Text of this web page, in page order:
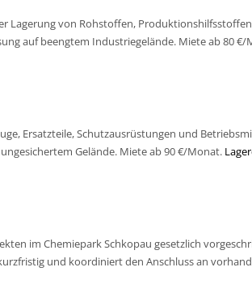
Lagerung von Rohstoffen,
auf beengtem Industriegelände. Miete ab 80 €/
Ersatzteile, Schutzausrüstungen und
Gelände. Miete ab 90 €/Monat.
im Chemiepark Schkopau gesetzlich
und koordiniert den Anschluss an